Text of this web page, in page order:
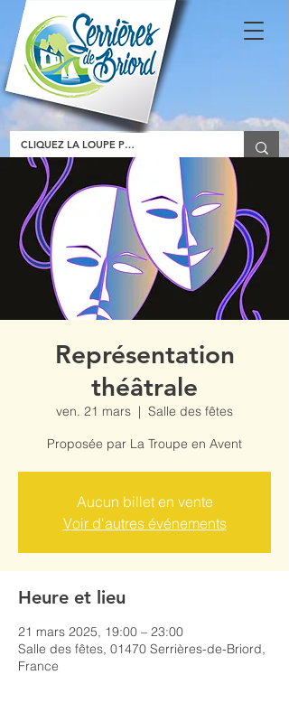
Représentation
théâtrale
ven. 21 mars
  |
Salle des fêtes
Proposée par La Troupe en Avent
Aucun billet en vente
Voir d'autres événements
Heure et lieu
21 mars 2025, 19:00 – 23:00
Salle des fêtes, 01470 Serrières-de-Briord,
France